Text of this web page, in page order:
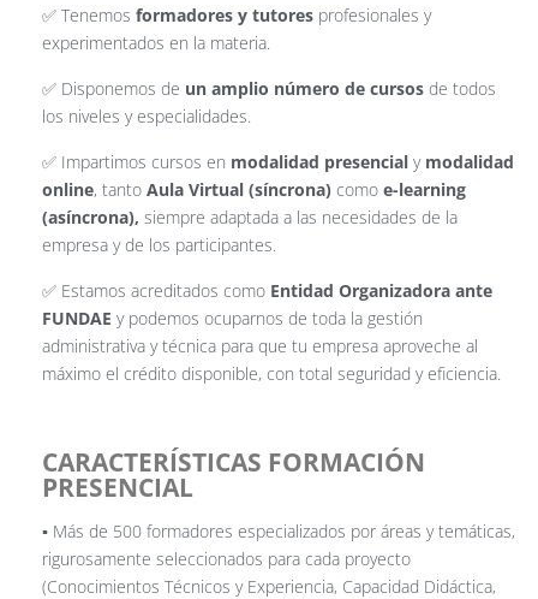
✅ Tenemos formadores y tutores profesionales y
experimentados en la materia.
✅ Disponemos de un amplio número de cursos de todos
los niveles y especialidades.
✅ Impartimos cursos en modalidad presencial y modalidad
online, tanto Aula Virtual (síncrona) como e-learning
(asíncrona), siempre adaptada a las necesidades de la
empresa y de los participantes.
✅ Estamos acreditados como Entidad Organizadora ante
FUNDAE y podemos ocuparnos de toda la gestión
administrativa y técnica para que tu empresa aproveche al
máximo el crédito disponible, con total seguridad y eficiencia.
CARACTERÍSTICAS FORMACIÓN
PRESENCIAL
▪️ Más de 500 formadores especializados por áreas y temáticas,
rigurosamente seleccionados para cada proyecto
(Conocimientos Técnicos y Experiencia, Capacidad Didáctica,